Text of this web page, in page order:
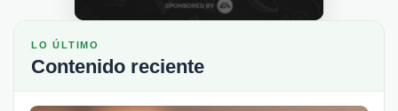
LO ÚLTIMO
Contenido reciente